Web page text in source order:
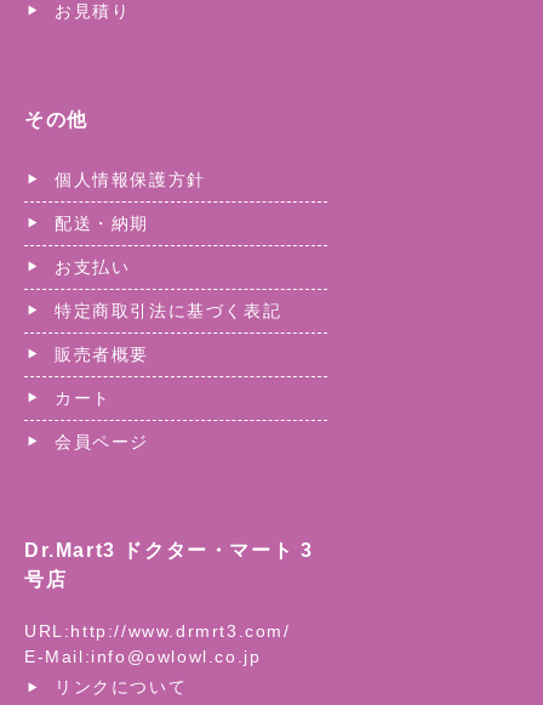
お見積り
その他
個人情報保護方針
配送・納期
お支払い
特定商取引法に基づく表記
販売者概要
カート
会員ページ
Dr.Mart3 ドクター・マート 3
号店
URL:http://www.drmrt3.com/
E-Mail:info@owlowl.co.jp
リンクについて